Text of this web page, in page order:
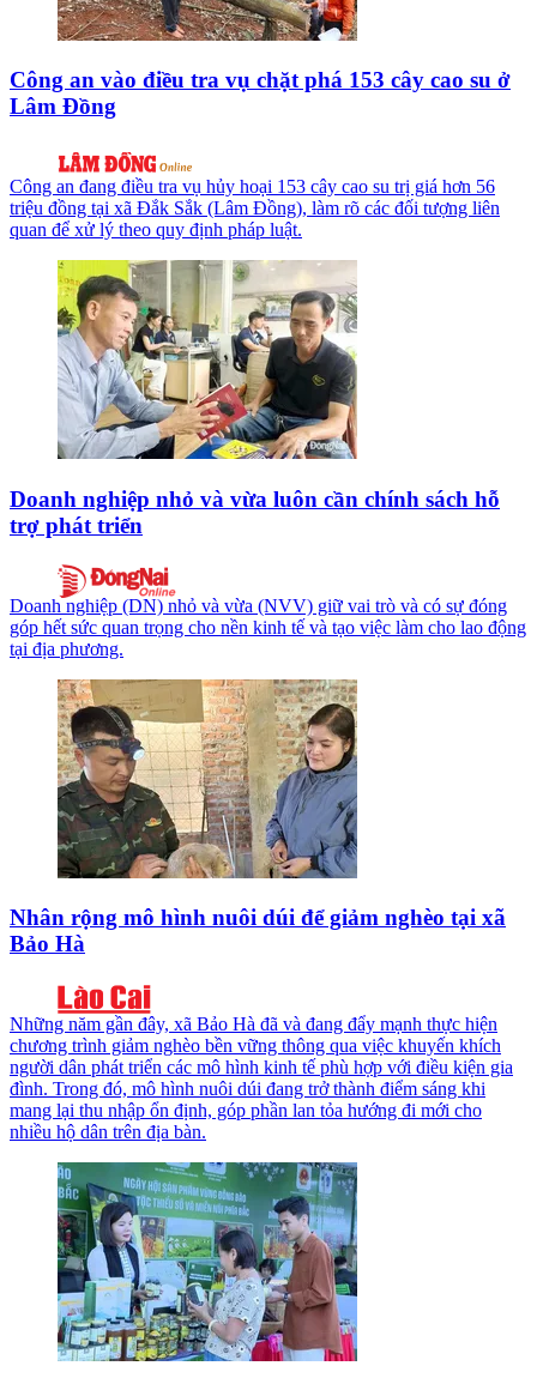
Công an vào điều tra vụ chặt phá 153 cây cao su ở
Lâm Đồng
Công an đang điều tra vụ hủy hoại 153 cây cao su trị giá hơn 56
triệu đồng tại xã Đắk Sắk (Lâm Đồng), làm rõ các đối tượng liên
quan để xử lý theo quy định pháp luật.
Doanh nghiệp nhỏ và vừa luôn cần chính sách hỗ
trợ phát triển
Doanh nghiệp (DN) nhỏ và vừa (NVV) giữ vai trò và có sự đóng
góp hết sức quan trọng cho nền kinh tế và tạo việc làm cho lao động
tại địa phương.
Nhân rộng mô hình nuôi dúi để giảm nghèo tại xã
Bảo Hà
Những năm gần đây, xã Bảo Hà đã và đang đẩy mạnh thực hiện
chương trình giảm nghèo bền vững thông qua việc khuyến khích
người dân phát triển các mô hình kinh tế phù hợp với điều kiện gia
đình. Trong đó, mô hình nuôi dúi đang trở thành điểm sáng khi
mang lại thu nhập ổn định, góp phần lan tỏa hướng đi mới cho
nhiều hộ dân trên địa bàn.